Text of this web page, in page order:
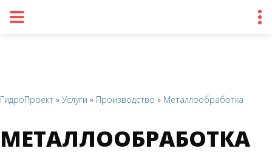
ГидроПроект » Услуги » Производство » Металлообработка
МЕТАЛЛООБРАБОТКА